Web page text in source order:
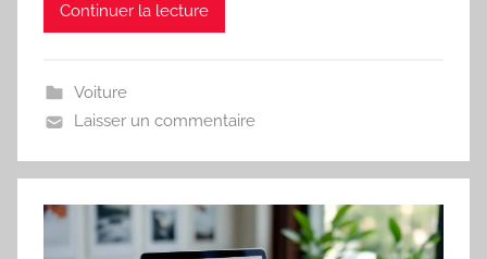
Continuer la lecture
Voiture
Laisser un commentaire